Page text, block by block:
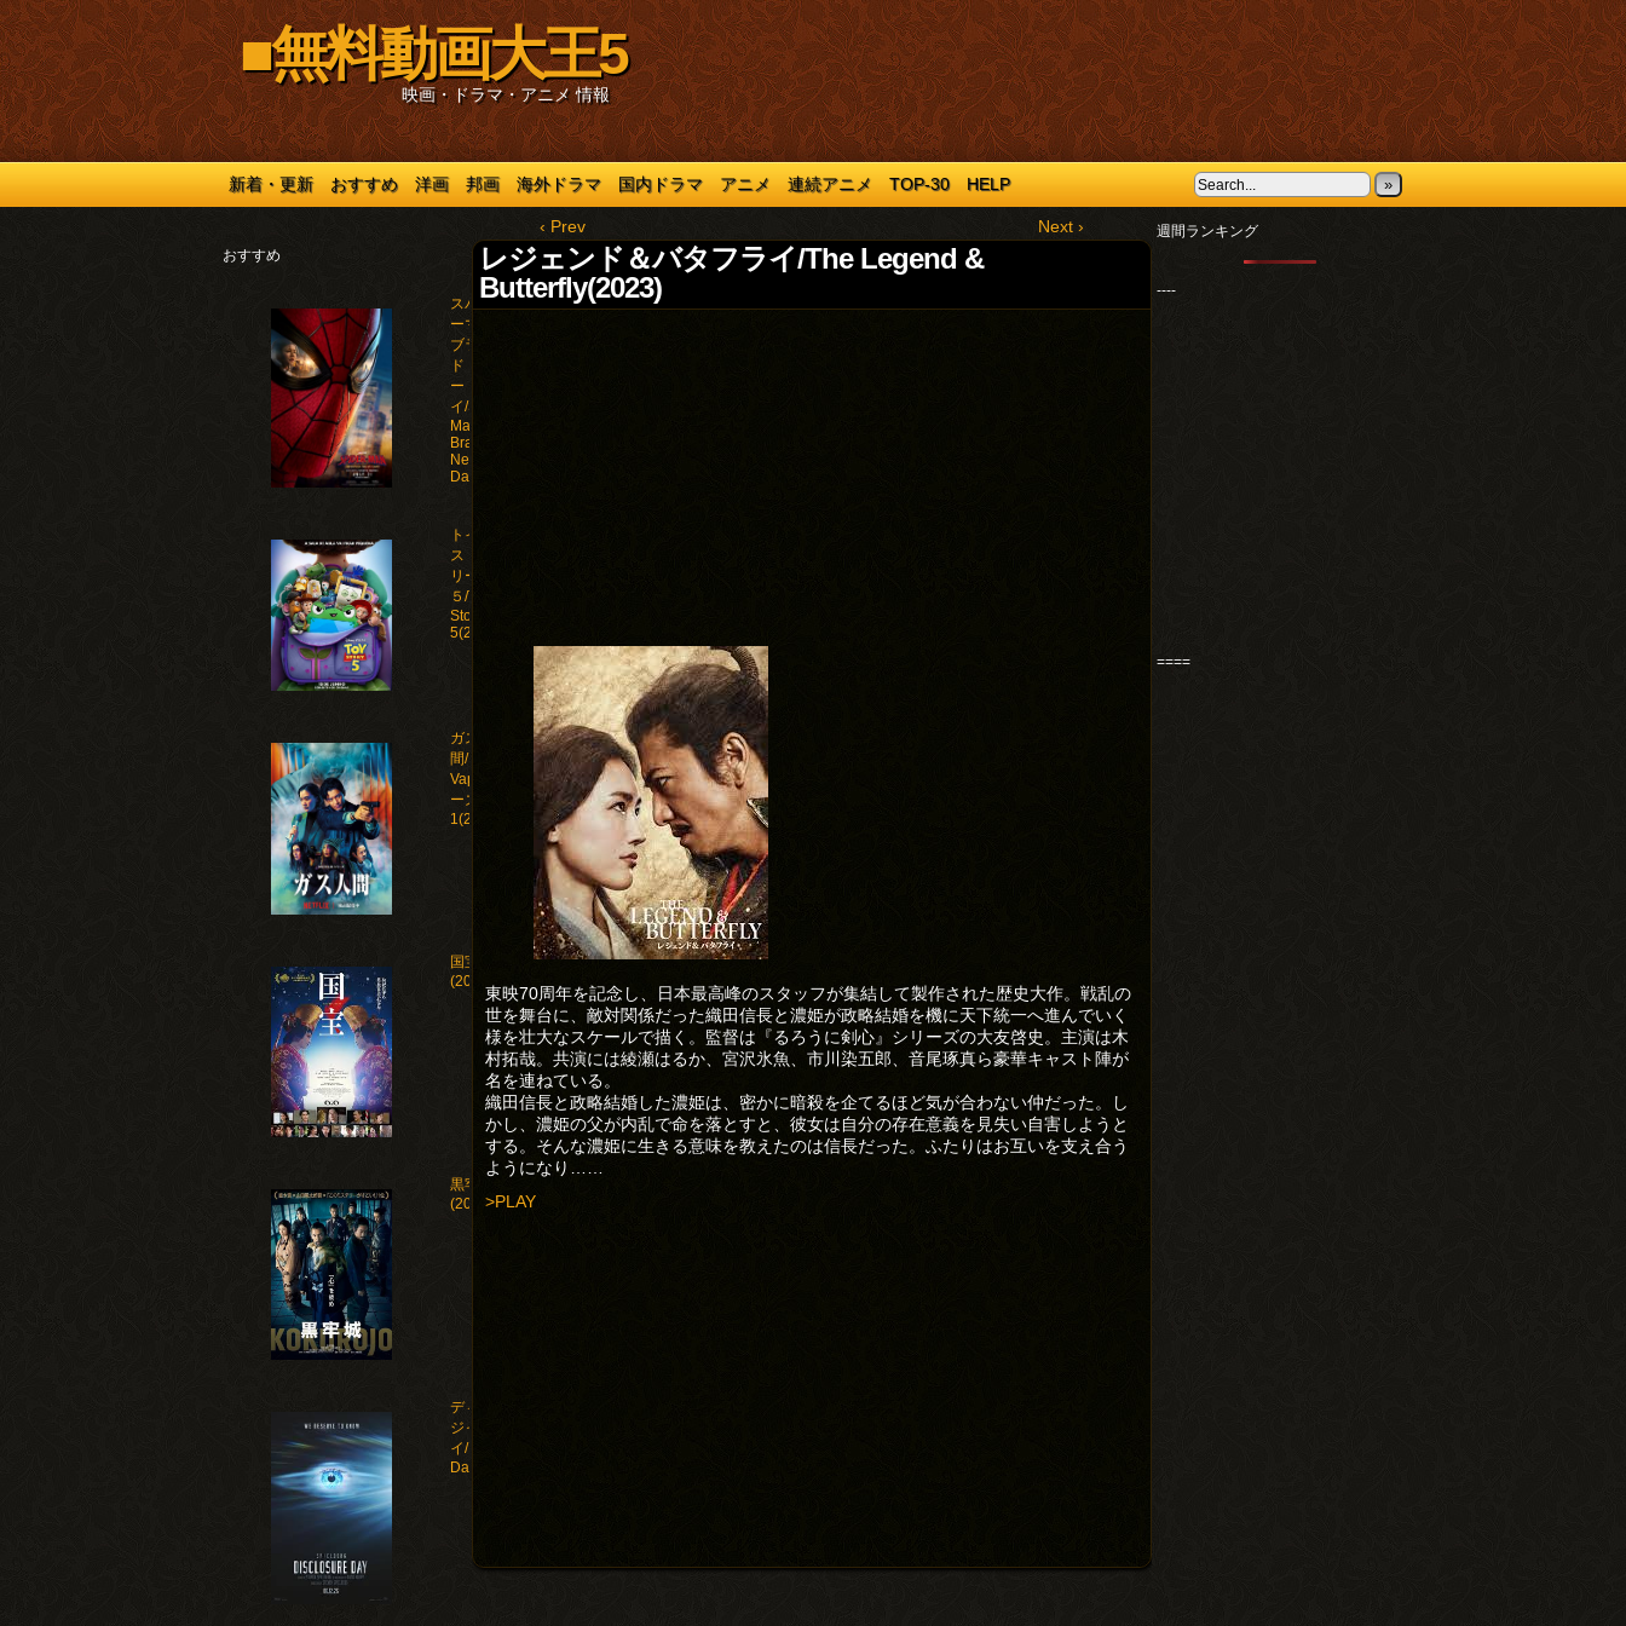
■無料動画大王5
映画・ドラマ・アニメ 情報
新着・更新 おすすめ 洋画 邦画 海外ドラマ 国内ドラマ アニメ 連続アニメ TOP-30 HELP »
おすすめ
スパイダ
ーマン：
ブラン
ド・ニュ
ー・デ
イ/Spider-
Man:
Brand
New
Day(2026)
トイ・
ストー
リー
５/Toy
Story
5(2026)
ガス人
間/Human
Vapor シ
ーズン
1(2026)
国宝
(2025)
黒牢城
(2026)
ディスクロー
ジャー・デ
イ/Disclosure
Day(2026)
‹ Prev Next ›
レジェンド＆バタフライ/The Legend &
Butterfly(2023)
東映70周年を記念し、日本最高峰のスタッフが集結して製作された歴史大作。戦乱の
世を舞台に、敵対関係だった織田信長と濃姫が政略結婚を機に天下統一へ進んでいく
様を壮大なスケールで描く。監督は『るろうに剣心』シリーズの大友啓史。主演は木
村拓哉。共演には綾瀬はるか、宮沢氷魚、市川染五郎、音尾琢真ら豪華キャスト陣が
名を連ねている。
織田信長と政略結婚した濃姫は、密かに暗殺を企てるほど気が合わない仲だった。し
かし、濃姫の父が内乱で命を落とすと、彼女は自分の存在意義を見失い自害しようと
する。そんな濃姫に生きる意味を教えたのは信長だった。ふたりはお互いを支え合う
ようになり……
>PLAY
週間ランキング
----
====